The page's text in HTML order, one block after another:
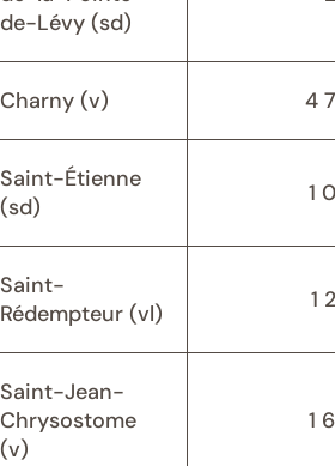
de-Lévy (sd)
Charny (v) 4
Saint-Étienne
(sd)
1
Saint-
Rédempteur (vl)
1
Saint-Jean-
Chrysostome
(v)
1